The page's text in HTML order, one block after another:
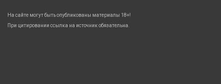
На сайте могут быть опубликованы материалы 18+!
При цитировании ссылка на источник обязательна.